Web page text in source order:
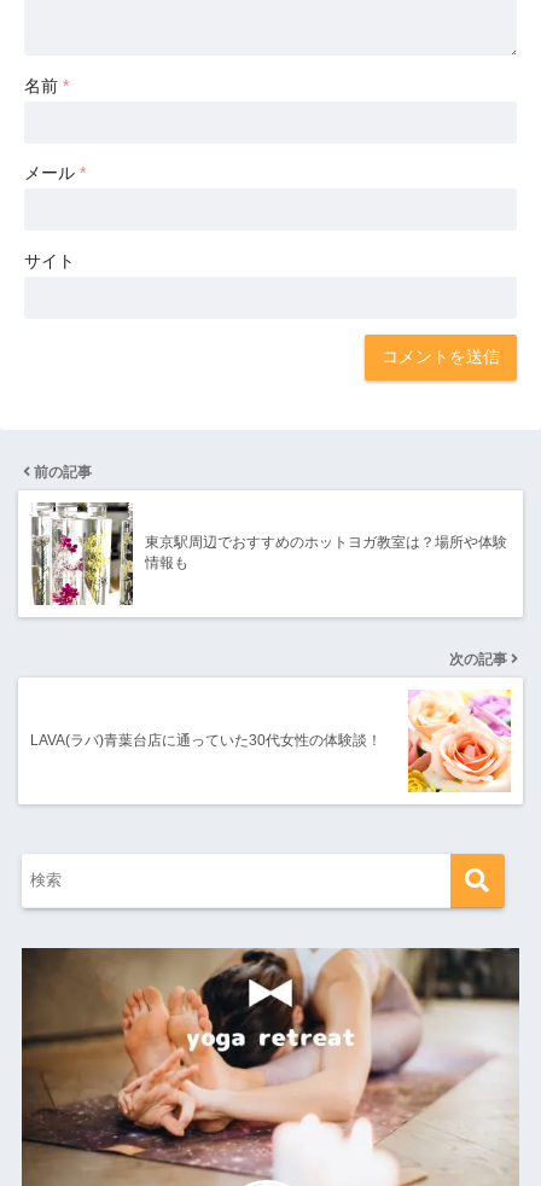
名前*
メール*
サイト
前の記事
東京駅周辺でおすすめのホットヨガ教室は？場所や体験
情報も
次の記事
LAVA(ラバ)青葉台店に通っていた30代女性の体験談！